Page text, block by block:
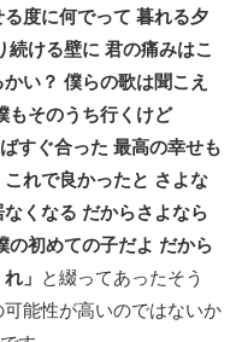
度に何でって 暮れる夕
続ける壁に 君の痛みはこ
い？ 僕らの歌は聞こえ
もそのうち行くけど
すぐ合った 最高の幸せも
れで良かったと さよな
くなる だからさよなら
の初めての子だよ だから
」 と綴ってあったそう
能性が高いのではないか